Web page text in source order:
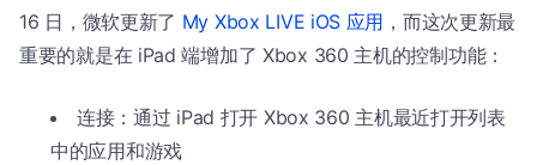
16 日，微软更新了 My Xbox LIVE iOS 应用 ，而这次更新最
重要的就是在 iPad 端增加了 Xbox 360 主机的控制功能：
连接：通过 iPad 打开 Xbox 360 主机最近打开列表
中的应用和游戏